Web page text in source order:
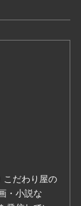
こだわり屋の
・小説な